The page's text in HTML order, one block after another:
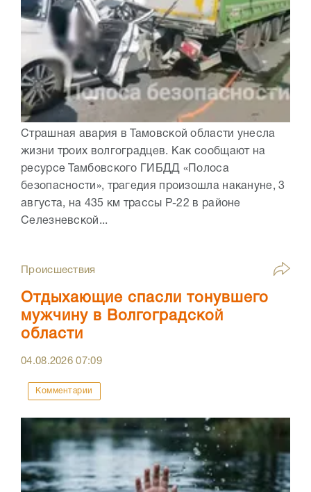
Страшная авария в Тамовской области унесла
жизни троих волгоградцев. Как сообщают на
ресурсе Тамбовского ГИБДД «Полоса
безопасности», трагедия произошла накануне, 3
августа, на 435 км трассы Р-22 в районе
Селезневской...
Происшествия
Отдыхающие спасли тонувшего
мужчину в Волгоградской
области
04.08.202607:09
Комментарии